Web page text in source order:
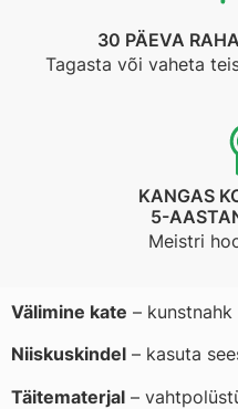
30 PÄEVA
Tagasta või vaheta
KANGAS
5-
Meistri
Välimine kate – kunstnahk
Niiskuskindel – kasuta
Täitematerjal –